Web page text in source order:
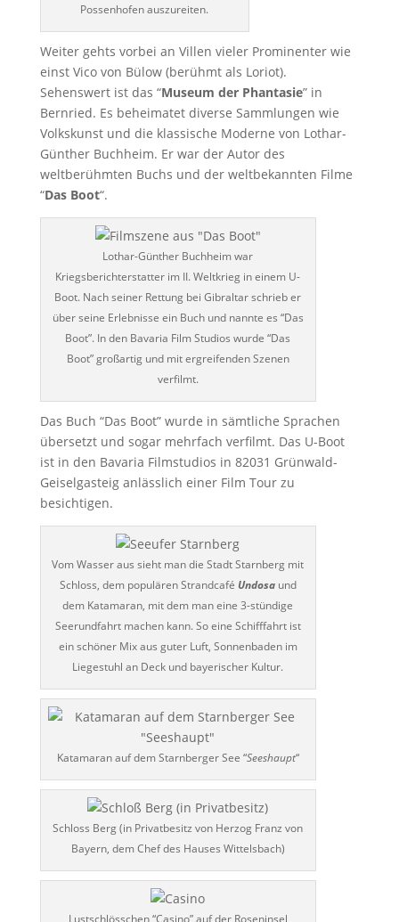
Possenhofen auszureiten.
Weiter gehts vorbei an Villen vieler Prominenter wie
einst Vico von Bülow (berühmt als Loriot).
Sehenswert ist das “Museum der Phantasie” in
Bernried. Es beheimatet diverse Sammlungen wie
Volkskunst und die klassische Moderne von Lothar-
Günther Buchheim. Er war der Autor des
weltberühmten Buchs und der weltbekannten Filme
“Das Boot“.
Lothar-Günther Buchheim war
Kriegsberichterstatter im II. Weltkrieg in einem U-
Boot. Nach seiner Rettung bei Gibraltar schrieb er
über seine Erlebnisse ein Buch und nannte es “Das
Boot”. In den Bavaria Film Studios wurde “Das
Boot” großartig und mit ergreifenden Szenen
verfilmt.
Das Buch “Das Boot” wurde in sämtliche Sprachen
übersetzt und sogar mehrfach verfilmt. Das U-Boot
ist in den Bavaria Filmstudios in 82031 Grünwald-
Geiselgasteig anlässlich einer Film Tour zu
besichtigen.
Vom Wasser aus sieht man die Stadt Starnberg mit
Schloss, dem populären Strandcafé Undosa und
dem Katamaran, mit dem man eine 3-stündige
Seerundfahrt machen kann. So eine Schifffahrt ist
ein schöner Mix aus guter Luft, Sonnenbaden im
Liegestuhl an Deck und bayerischer Kultur.
Katamaran auf dem Starnberger See “Seeshaupt“
Schloss Berg (in Privatbesitz von Herzog Franz von
Bayern, dem Chef des Hauses Wittelsbach)
Lustschlösschen “Casino” auf der Roseninsel